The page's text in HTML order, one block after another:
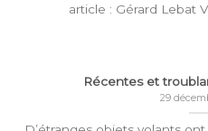
article : Gérard Lebat
Récentes et
29